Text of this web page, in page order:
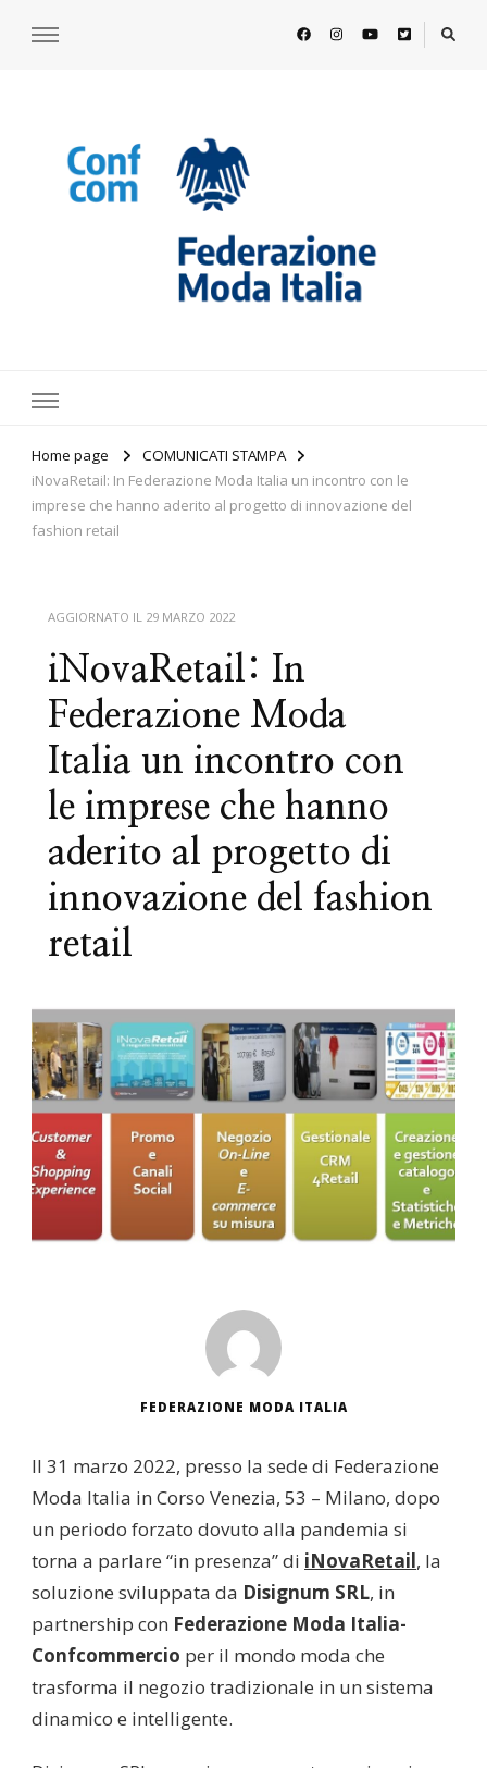
Home page
COMUNICATI STAMPA
iNovaRetail: In Federazione Moda Italia un incontro con le
imprese che hanno aderito al progetto di innovazione del
fashion retail
AGGIORNATO IL 29 MARZO 2022
iNovaRetail: In
Federazione Moda
Italia un incontro con
le imprese che hanno
aderito al progetto di
innovazione del fashion
retail
FEDERAZIONE MODA ITALIA
Il 31 marzo 2022, presso la sede di Federazione
Moda Italia in Corso Venezia, 53 – Milano, dopo
un periodo forzato dovuto alla pandemia si
torna a parlare “in presenza” di iNovaRetail, la
soluzione sviluppata da Disignum SRL, in
partnership con Federazione Moda Italia-
Confcommercio per il mondo moda che
trasforma il negozio tradizionale in un sistema
dinamico e intelligente.